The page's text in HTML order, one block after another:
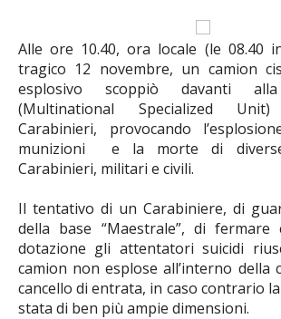
Alle ore 10.40, ora locale (le 08.40
tragico 12 novembre, un camion
esplosivo scoppiò davanti
(Multinational Specialized
Carabinieri, provocando
munizioni e la morte di
Carabinieri, militari e civili.
Il tentativo di un Carabiniere, di
della base “Maestrale”, di
dotazione gli attentatori suicidi
camion non esplose all’interno della
cancello di entrata, in caso contrario
stata di ben più ampie dimensioni.